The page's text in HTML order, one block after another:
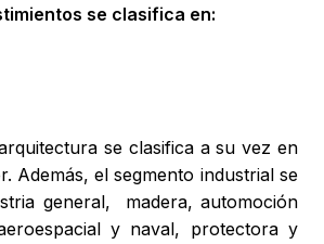
se clasifica en:
se clasifica a su vez en
Además, el segmento industrial se
general, madera, automoción
y naval, protectora y